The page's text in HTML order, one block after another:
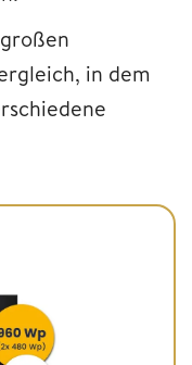
in dem